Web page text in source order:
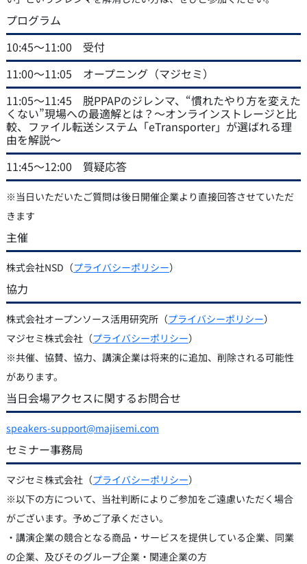
プログラム
10:45～11:00 受付
11:00～11:05 オープニング（マジセミ）
11:05～11:45 脱PPAPのジレンマ、“慣れたやり方を変えた
くない”現場への最適解とは？～オンラインストレージと比
較、ファイル転送システム「eTransporter」が選ばれる理
由を解説～
11:45～12:00 質疑応答
※当日いただいたご質問は後日開催企業より直接回答させていただ
きます
主催
株式会社NSD（プライバシーポリシー）
協力
株式会社オープンソース活用研究所（プライバシーポリシー）
マジセミ株式会社（プライバシーポリシー）
※共催、協賛、協力、講演企業は将来的に追加、削除される可能性
があります。
当日会場アクセスに関するお問合せ
speakers-support@majisemi.com
セミナー事務局
マジセミ株式会社（プライバシーポリシー）
※以下の方について、当社判断によりご参加をご遠慮いただく場合
がございます。予めご了承ください。
・講演企業の競合となる商品・サービスを提供している企業、同業
の企業、及びそのグループ企業・関連企業の方